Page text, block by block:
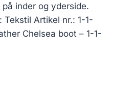
inder og yderside.
Artikel nr.: 1-1-
Chelsea boot – 1-1-